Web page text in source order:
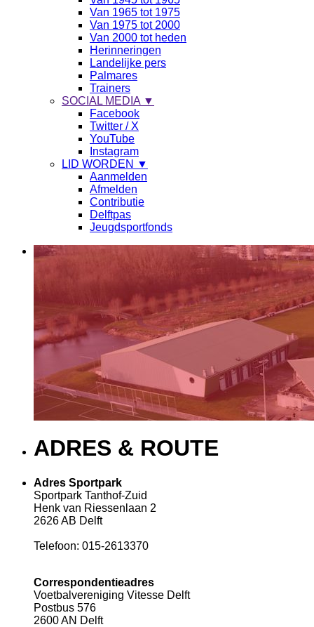
Van 1965 tot 1975
Van 1975 tot 2000
Van 2000 tot heden
Herinneringen
Landelijke pers
Palmares
Trainers
SOCIAL MEDIA ▼
Facebook
Twitter / X
YouTube
Instagram
LID WORDEN ▼
Aanmelden
Afmelden
Contributie
Delftpas
Jeugdsportfonds
ADRES & ROUTE
Adres Sportpark
Sportpark Tanthof-Zuid
Henk van Riessenlaan 2
2626 AB Delft
Telefoon: 015-2613370
Correspondentieadres
Voetbalvereniging Vitesse Delft
Postbus 576
2600 AN Delft